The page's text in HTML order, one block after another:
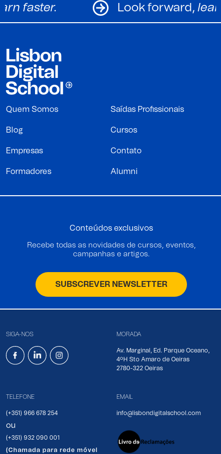
learn faster. Look
Quem Somos Saídas Profissionais
Blog Cursos
Empresas Contato
Formadores Alumni
Conteúdos exclusivos
Recebe todas as novidades de cursos, eventos,
campanhas e artigos.
SUBSCREVER NEWSLETTER
SIGA-NOS MORADA
Av. Marginal, Ed. Parque Oceano,
4ºH Sto Amaro de Oeiras
2780-322 Oeiras
TELEFONE
(+351) 966 678 254
ou
(+351) 932 090 001
(Chamada para rede móvel
EMAIL
info@lisbondigitalschool.com